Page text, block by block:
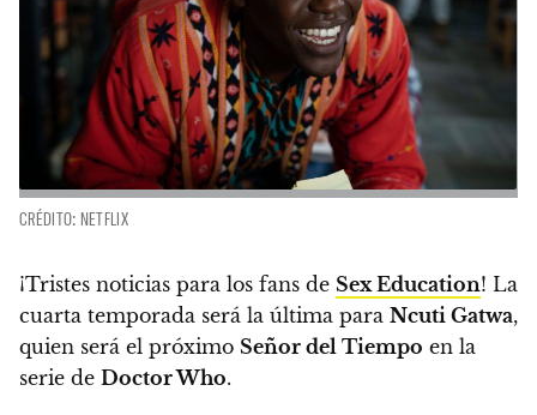
CRÉDITO: NETFLIX
¡Tristes noticias para los fans de Sex Education! La
cuarta temporada será la última para Ncuti Gatwa,
quien será el próximo Señor del Tiempo en la
serie de Doctor Who.